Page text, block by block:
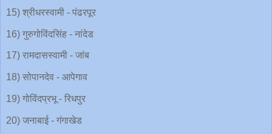
15) श्रीधरस्वामी - पंढरपूर
16) गुरुगोविंदसिंह - नांदेड
17) रामदासस्वामी - जांब
18) सोपानदेव - आपेगाव
19) गोविंदप्रभू - रिधपुर
20) जनाबाई - गंगाखेड